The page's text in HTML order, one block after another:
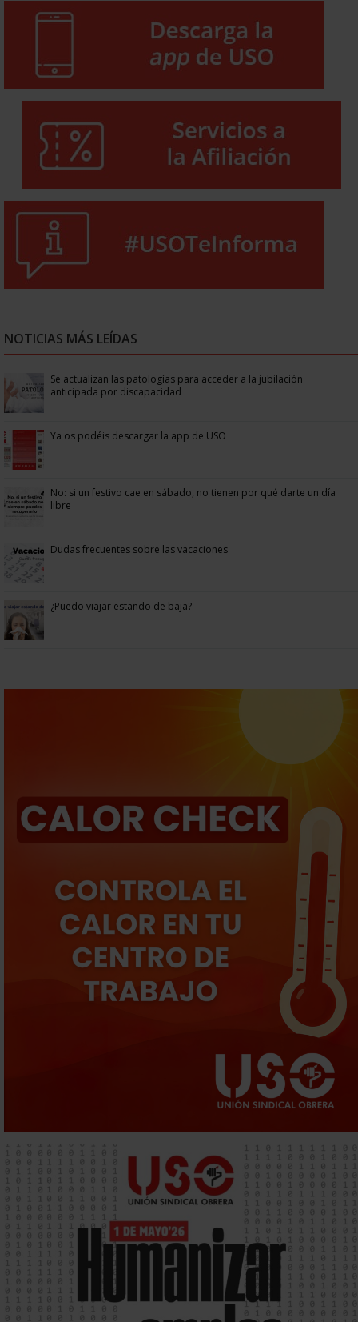
NOTICIAS MÁS LEÍDAS
Se actualizan las patologías para acceder a la jubilación
anticipada por discapacidad
Ya os podéis descargar la app de USO
No: si un festivo cae en sábado, no tienen por qué darte un día
libre
Dudas frecuentes sobre las vacaciones
¿Puedo viajar estando de baja?